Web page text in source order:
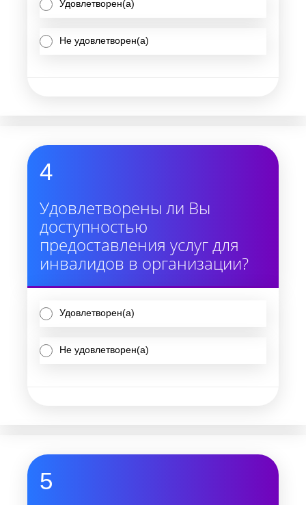
Удовлетворен(а)
Не удовлетворен(а)
4
Удовлетворены ли Вы
доступностью
предоставления услуг для
инвалидов в организации?
Удовлетворен(а)
Не удовлетворен(а)
5